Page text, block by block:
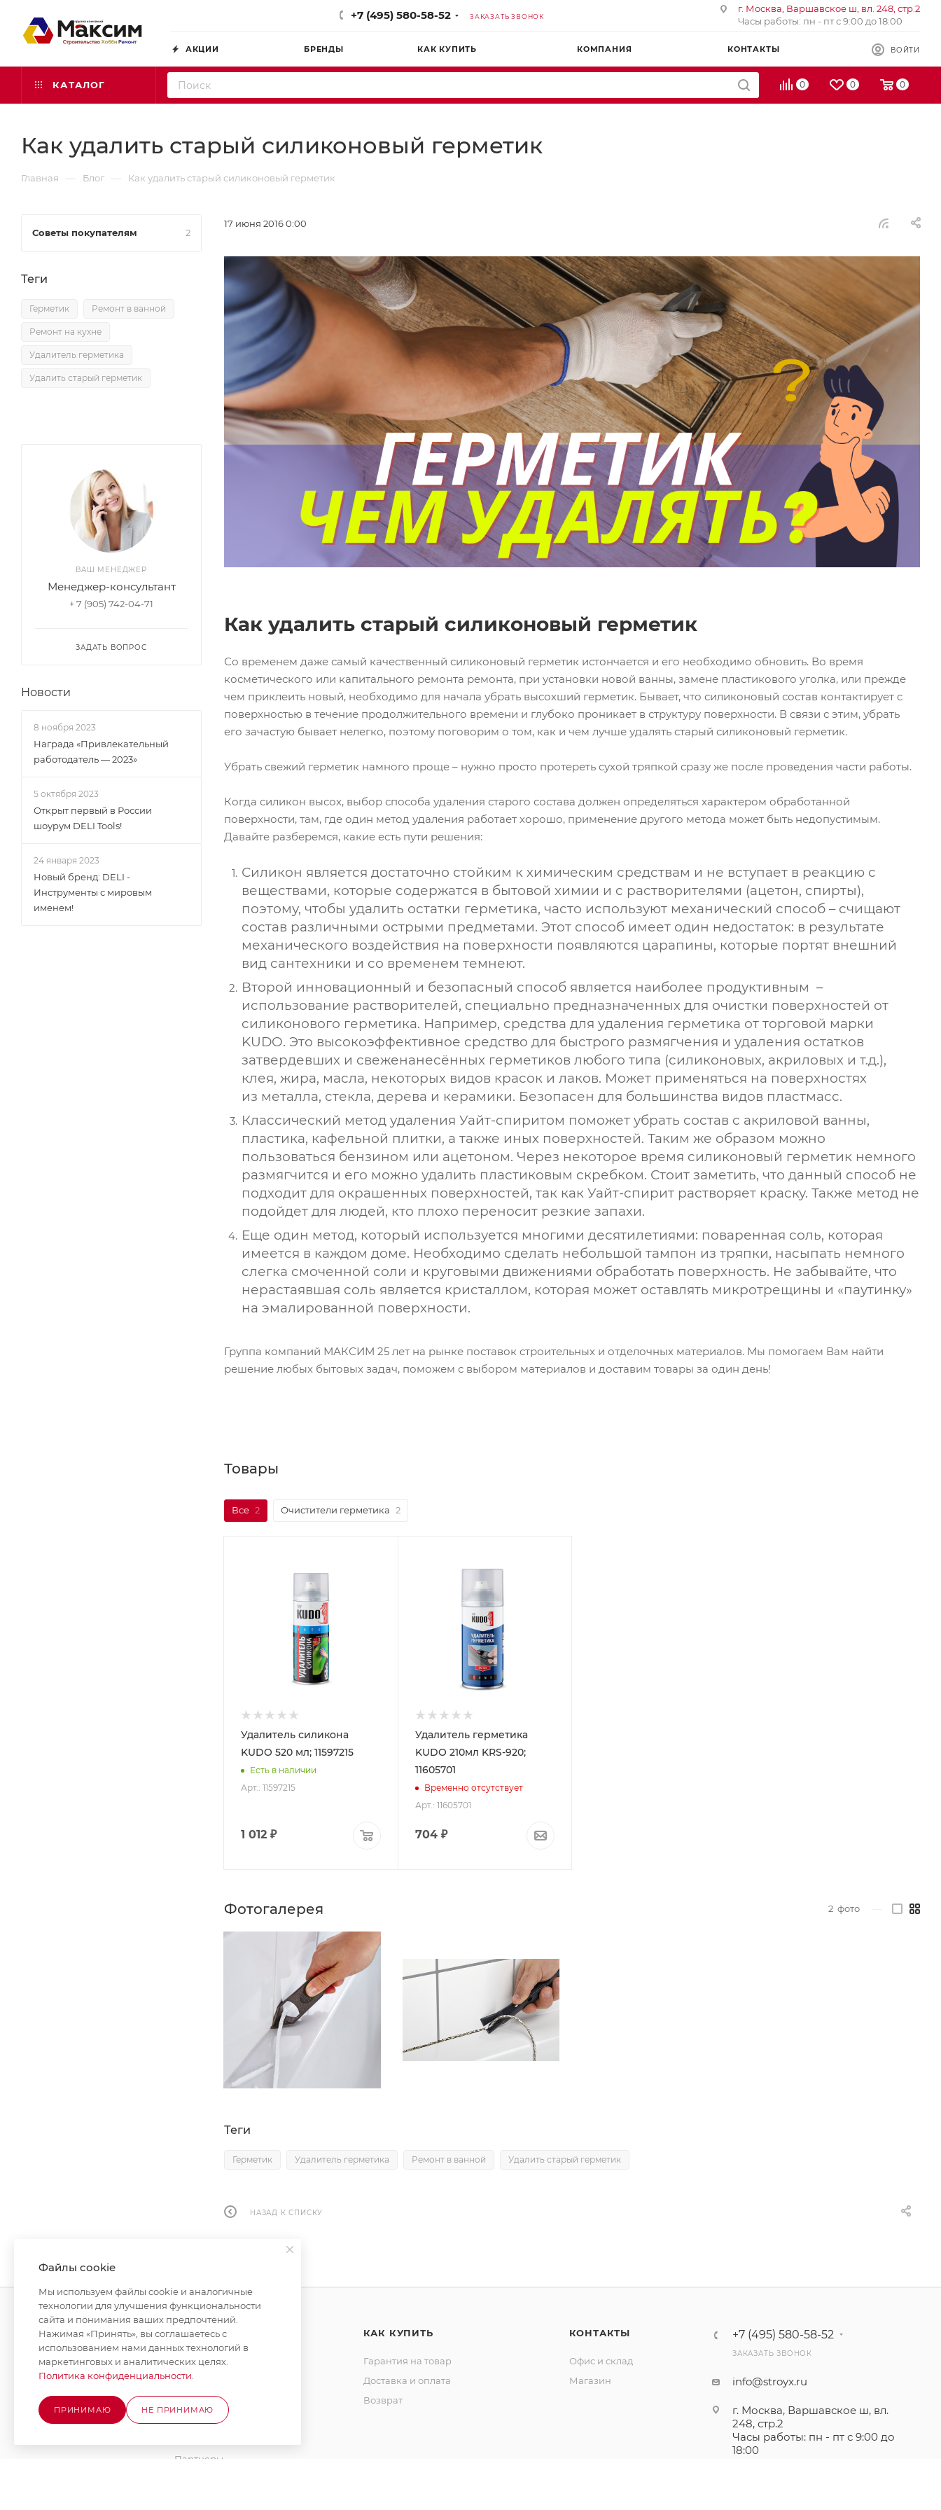
+7 (495) 580-58-52 ЗАКАЗАТЬ ЗВОНОК
г. Москва, Варшавское ш, вл. 248, стр.2
Часы работы: пн - пт с 9:00 до 18:00
АКЦИИ БРЕНДЫ КАК КУПИТЬ КОМПАНИЯ КОНТАКТЫ ВОЙТИ
КАТАЛОГ 0 0 0
Как удалить старый силиконовый герметик
Главная — Блог — Как удалить старый силиконовый герметик
17 июня 2016 0:00
Как удалить старый силиконовый герметик
Со временем даже самый качественный силиконовый герметик истончается и его необходимо обновить. Во время
косметического или капитального ремонта ремонта, при установки новой ванны, замене пластикового уголка, или прежде
чем приклеить новый, необходимо для начала убрать высохший герметик. Бывает, что силиконовый состав контактирует с
поверхностью в течение продолжительного времени и глубоко проникает в структуру поверхности. В связи с этим, убрать
его зачастую бывает нелегко, поэтому поговорим о том, как и чем лучше удалять старый силиконовый герметик.
Убрать свежий герметик намного проще – нужно просто протереть сухой тряпкой сразу же после проведения части работы.
Когда силикон высох, выбор способа удаления старого состава должен определяться характером обработанной
поверхности, там, где один метод удаления работает хорошо, применение другого метода может быть недопустимым.
Давайте разберемся, какие есть пути решения:
Силикон является достаточно стойким к химическим средствам и не вступает в реакцию с
веществами, которые содержатся в бытовой химии и с растворителями (ацетон, спирты),
поэтому, чтобы удалить остатки герметика, часто используют механический способ – счищают
состав различными острыми предметами. Этот способ имеет один недостаток: в результате
механического воздействия на поверхности появляются царапины, которые портят внешний
вид сантехники и со временем темнеют.
Второй инновационный и безопасный способ является наиболее продуктивным –
использование растворителей, специально предназначенных для очистки поверхностей от
силиконового герметика. Например, средства для удаления герметика от торговой марки
KUDO. Это высокоэффективное средство для быстрого размягчения и удаления остатков
затвердевших и свеженанесённых герметиков любого типа (силиконовых, акриловых и т.д.),
клея, жира, масла, некоторых видов красок и лаков. Может применяться на поверхностях
из металла, стекла, дерева и керамики. Безопасен для большинства видов пластмасс.
Классический метод удаления Уайт-спиритом поможет убрать состав с акриловой ванны,
пластика, кафельной плитки, а также иных поверхностей. Таким же образом можно
пользоваться бензином или ацетоном. Через некоторое время силиконовый герметик немного
размягчится и его можно удалить пластиковым скребком. Стоит заметить, что данный способ не
подходит для окрашенных поверхностей, так как Уайт-спирит растворяет краску. Также метод не
подойдет для людей, кто плохо переносит резкие запахи.
Еще один метод, который используется многими десятилетиями: поваренная соль, которая
имеется в каждом доме. Необходимо сделать небольшой тампон из тряпки, насыпать немного
слегка смоченной соли и круговыми движениями обработать поверхность. Не забывайте, что
нерастаявшая соль является кристаллом, которая может оставлять микротрещины и «паутинку»
на эмалированной поверхности.
Группа компаний МАКСИМ 25 лет на рынке поставок строительных и отделочных материалов. Мы помогаем Вам найти
решение любых бытовых задач, поможем с выбором материалов и доставим товары за один день!
Товары
Все 2 Очистители герметика 2
Удалитель силикона
KUDO 520 мл; 11597215
Есть в наличии
Арт.: 11597215
1 012 ₽
Удалитель герметика
KUDO 210мл KRS-920;
11605701
Временно отсутствует
Арт.: 11605701
704₽
Фотогалерея 2 фото
Теги
Герметик Удалитель герметика Ремонт в ванной Удалить старый герметик
НАЗАД К СПИСКУ
Советы покупателям 2
Теги
Герметик Ремонт в ванной
Ремонт на кухне
Удалитель герметика
Удалить старый герметик
ВАШ МЕНЕДЖЕР
Менеджер-консультант
+ 7 (905) 742-04-71
ЗАДАТЬ ВОПРОС
Новости
8 ноября 2023
Награда «Привлекательный
работодатель — 2023»
5 октября 2023
Открыт первый в России
шоурум DELI Tools!
24 января 2023
Новый бренд: DELI -
Инструменты с мировым
именем!
КАТАЛОГ
АКЦИИ
КОМПАНИЯ
О компании
Новости
Стать поставщиком
Юридическим лицам
Партнеры
КАК КУПИТЬ
Гарантия на товар
Доставка и оплата
Возврат
КОНТАКТЫ
Офис и склад
Магазин
+7 (495) 580-58-52
ЗАКАЗАТЬ ЗВОНОК
info@stroyx.ru
г. Москва, Варшавское ш, вл.
248, стр.2
Часы работы: пн - пт с 9:00 до
18:00
Файлы cookie
Мы используем файлы cookie и аналогичные
технологии для улучшения функциональности
сайта и понимания ваших предпочтений.
Нажимая «Принять», вы соглашаетесь с
использованием нами данных технологий в
маркетинговых и аналитических целях.
Политика конфиденциальности
ПРИНИМАЮ НЕ ПРИНИМАЮ